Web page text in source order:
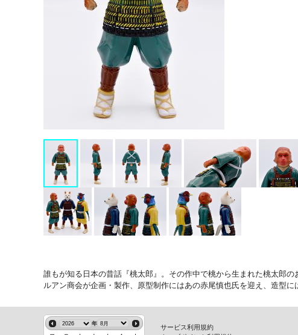
誰もが知る日本の昔話『桃太郎』。その作中で桃から生まれた桃太郎
ルアン商会が企画・製作、原型制作にはあの赤尾慎也氏を迎え、造型
年
サービス利用規約